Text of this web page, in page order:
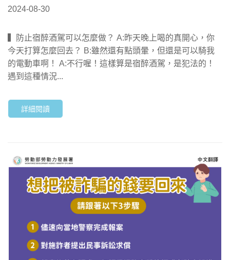
2024-08-30
▍防止宿醉酒駕可以怎麼做？ A:昨天晚上喝的真開心，你
今天打算怎麼回去？ B:雖然還有點頭暈，但還是可以騎我
的電動車啊！ A:不行喔！這樣算是宿醉酒駕，是犯法的！
遇到這種情況...
詳細閱讀